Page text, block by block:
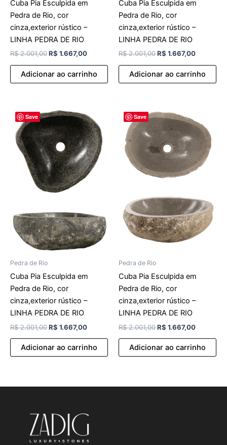
Cuba Pia Esculpida em
Pedra de Rio, cor
cinza,exterior rústico –
LINHA PEDRA DE RIO
R$2.001,00R$ 1.667,00
Adicionar ao carrinho
Cuba Pia Esculpida em
Pedra de Rio, cor
cinza,exterior rústico –
LINHA PEDRA DE RIO
R$2.001,00R$ 1.667,00
Adicionar ao carrinho
Save
Pedra de Rio
Cuba Pia Esculpida em
Pedra de Rio, cor
cinza,exterior rústico –
LINHA PEDRA DE RIO
R$2.001,00
preço
original
era:
R$ 2.001,00.
R$ 1.667,00
preço
atual
é:
R$ 1.667,00.
Adicionar ao carrinho
Save
Pedra de Rio
Cuba Pia Esculpida em
Pedra de Rio, cor
cinza,exterior rústico –
LINHA PEDRA DE RIO
R$2.001,00
preço
era:
R$ 2.001,00.
R$ 1.667,00
atual
R$
Adicionar ao carrinho